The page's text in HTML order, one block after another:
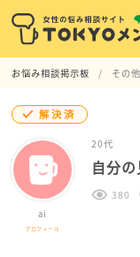
お悩み相談掲示板 その
解決済
ai
プロフィール
20代
自分
380